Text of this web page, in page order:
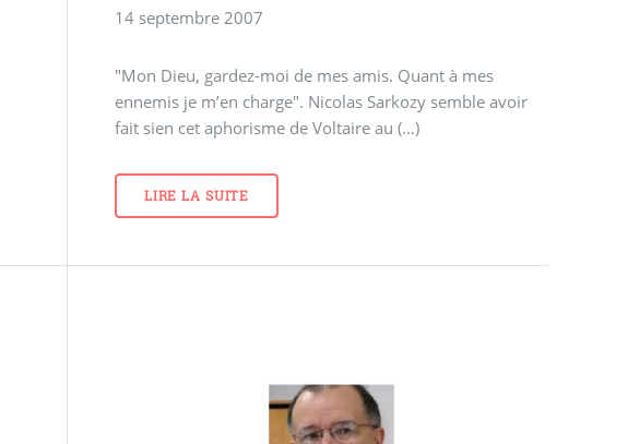
14 septembre 2007
"Mon Dieu, gardez-moi de mes amis. Quant à mes
ennemis je m’en charge". Nicolas Sarkozy semble avoir
fait sien cet aphorisme de Voltaire au (…)
LIRE LA SUITE